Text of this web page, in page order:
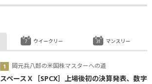
岡元兵八郎の米国株マスターへの道
スペースＸ［SPCX］上場後初の決算発表、数字
ウイークリー マンスリー